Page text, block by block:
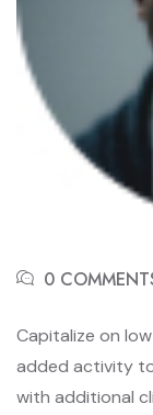
0
Capitalize on
added activity
with additional